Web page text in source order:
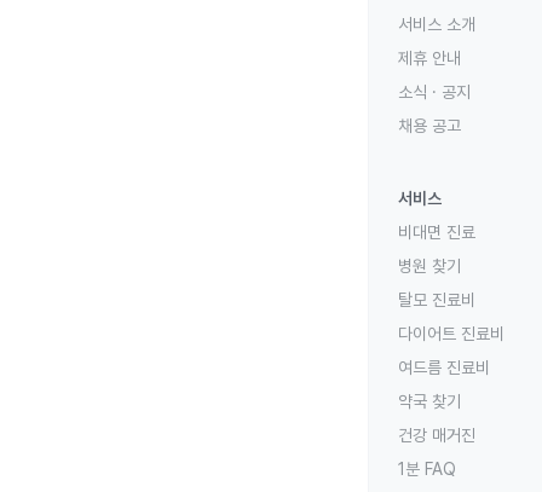
서비스 소개
제휴 안내
소식 · 공지
채용 공고
서비스
비대면 진료
병원 찾기
탈모 진료비
다이어트 진료비
여드름 진료비
약국 찾기
건강 매거진
1분 FAQ